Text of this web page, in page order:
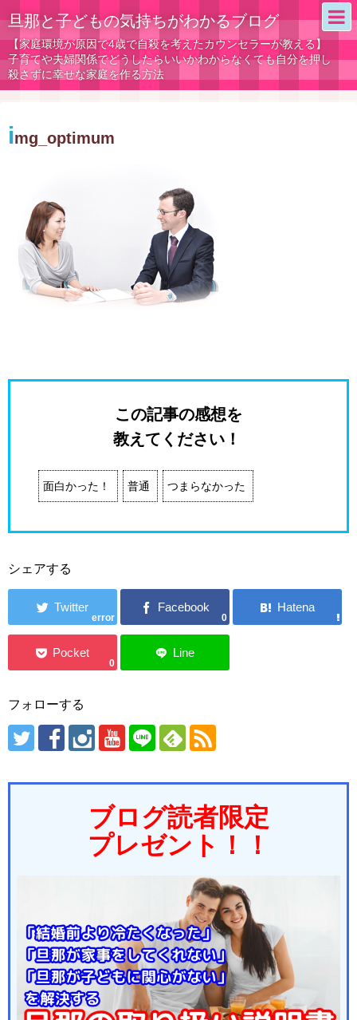
旦那と子どもの気持ちがわかるブログ
【家庭環境が原因で4歳で自殺を考えたカウンセラーが教える】
子育てや夫婦関係でどうしたらいいかわからなくても自分を押し
殺さずに幸せな家庭を作る方法
img_optimum
この記事の感想を
教えてください！
面白かった！ 普通 つまらなかった
シェアする
error 0
0
フォローする
ブログ読者限定
プレゼント！！